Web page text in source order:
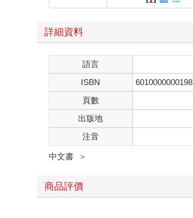
詳細資料
語言
ISBN
6010000000198
頁數
出版地
注音
中文書 ＞
商品評價